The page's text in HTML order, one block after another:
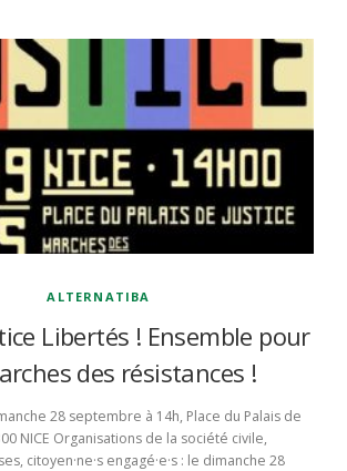
ALTERNATIBA
Libertés ! Ensemble pour
des résistances !
28 septembre à 14h, Place du Palais de
NICE Organisations de la société civile,
citoyen·ne·s engagé·e·s : le dimanche 28